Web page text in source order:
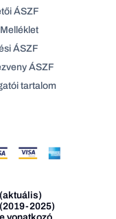
ÁSZF
ÁSZF
ÁSZF
tartalom
2025)